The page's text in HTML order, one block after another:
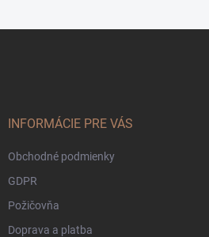
INFORMÁCIE PRE VÁS
Obchodné podmienky
GDPR
Požičovňa
Doprava a platba